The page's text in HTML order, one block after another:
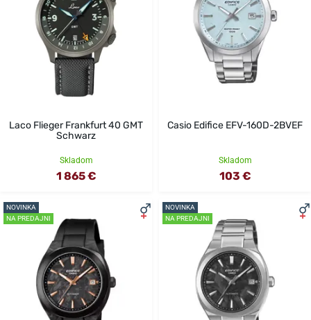
Laco Flieger Frankfurt 40 GMT
Schwarz
Skladom
1 865 €
Casio Edifice EFV-160D-2BVEF
Skladom
103 €
NOVINKA
NA PREDAJNI
NOVINKA
NA PREDAJNI